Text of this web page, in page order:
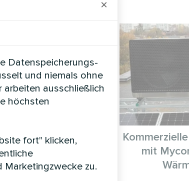
mit Mycond
MVS
mit
×
Datenspeicherungs-
und niemals ohne
arbeiten ausschließlich
höchsten
fort" klicken,
Marketingzwecke zu.